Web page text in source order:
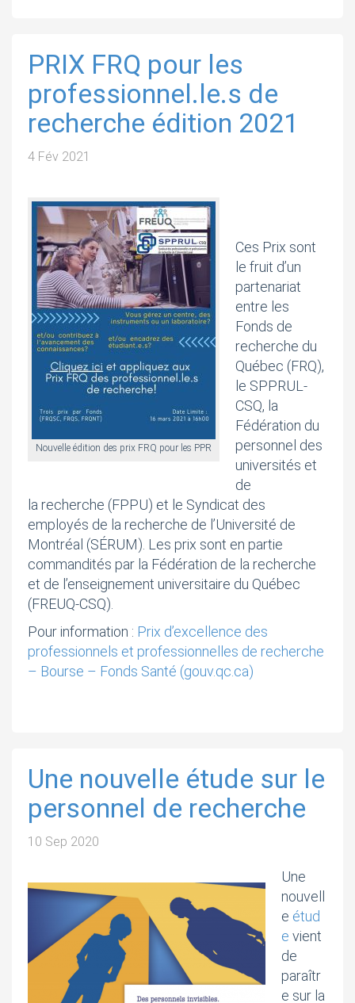
PRIX FRQ pour les
professionnel.le.s de
recherche édition 2021
4 Fév 2021
Nouvelle édition des prix FRQ pour les PPR
Ces Prix sont
le fruit d’un
partenariat
entre les
Fonds de
recherche du
Québec (FRQ),
le SPPRUL-
CSQ, la
Fédération du
personnel des
universités et
de
la recherche (FPPU) et le Syndicat des
employés de la recherche de l’Université de
Montréal (SÉRUM). Les prix sont en partie
commandités par la Fédération de la recherche
et de l’enseignement universitaire du Québec
(FREUQ-CSQ).
Pour information : Prix d’excellence des
professionnels et professionnelles de recherche
– Bourse – Fonds Santé (gouv.qc.ca)
Une nouvelle étude sur le
personnel de recherche
10 Sep 2020
Une
nouvell
e étud
e vient
de
paraîtr
e sur la